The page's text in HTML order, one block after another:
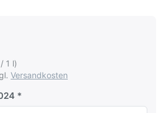
1 l)
Versandkosten